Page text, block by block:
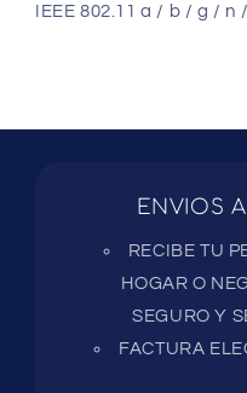
IEEE 802.11 a / b / g /
ENVIOS
RECIBE TU
HOGAR O
SEGURO Y
FACTURA